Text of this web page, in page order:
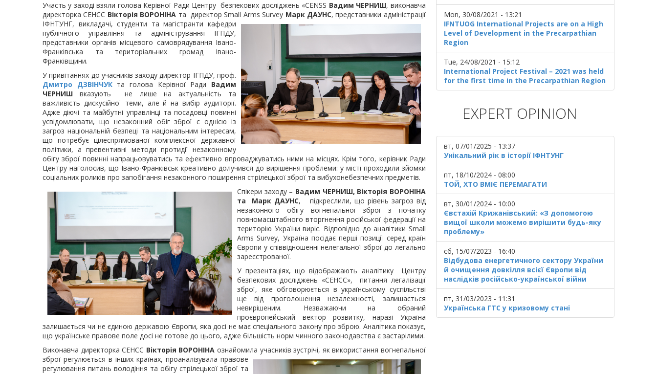
Участь у заході взяли голова Керівної Ради Центру безпекових досліджень «CENSS Вадим ЧЕРНИШ, виконавча
директорка СЕНСС Вікторія ВОРОНІНА та директор Small Arms Survey Марк ДАУНС, представники адміністрації
ІФНТУНГ, викладачі, студенти та магістранти кафедри
публічного управління та адміністрування ІГПДУ,
представники органів місцевого самоврядування Івано-
Франківська та територіальних громад Івано-
Франківщини.
У привітаннях до учасників заходу директор ІГПДУ, проф.
Дмитро ДЗВІНЧУКта голова Керівної Ради Вадим
ЧЕРНИШ вказують не лише на актуальність та
важливість дискусійної теми, але й на вибір аудиторії.
Адже діючі та майбутні управлінці та посадовці повинні
усвідомлювати, що незаконний обіг зброї є однією із
загроз національній безпеці та національним інтересам,
що потребує цілеспрямованої комплексної державної
політики, а превентивні методи протидії незаконному
обігу зброї повинні напрацьовуватись та ефективно впроваджуватись ними на місцях. Крім того, керівник Ради
Центру наголосив, що Івано-Франківськ креативно долучився до вирішення проблеми: у місті проходили зйомки
соціальних роликів про запобігання незаконного поширення стрілецької зброї та вибухонебезпечних предметів.
Спікери заходу – Вадим ЧЕРНИШ, Вікторія ВОРОНІНА
та Марк ДАУНС, підкреслили, що рівень загроз від
незаконного обігу вогнепальної зброї з початку
повномасштабного вторгнення російської федерації на
територію України виріс. Відповідно до аналітики Small
Arms Survey, Україна посідає перші позиції серед країн
Європи у співвідношенні нелегальної зброї до легально
зареєстрованої.
У презентаціях, що відображають аналітику Центру
безпекових досліджень «СЕНСС», питання легалізації
зброї, яке обговорюється в українському суспільстві
ще від проголошення незалежності, залишається
невирішеним. Незважаючи на обраний
проєвропейський вектор розвитку, наразі Україна
залишається чи не єдиною державою Європи, яка досі не має спеціального закону про зброю. Аналітика показує,
що українське правове поле досі не готове до цього, адже більшість норм чинного законодавства є застарілими.
Виконавча директорка СЕНСС Вікторія ВОРОНІНА ознайомила учасників зустрічі, як використання вогнепальної
зброї регулюється в інших країнах, проаналізувала правове
регулювання питань володіння та обігу стрілецької зброї та
Mon, 30/08/2021 - 13:21
IFNTUOG International Projects are on a High
Level of Development in the Precarpathian
Region
Tue, 24/08/2021 - 15:12
International Project Festival – 2021 was held
for the first time in the Precarpathian Region
EXPERT OPINION
вт, 07/01/2025 - 13:37
Унікальний рік в історії ІФНТУНГ
пт, 18/10/2024 - 08:00
ТОЙ, ХТО ВМІЄ ПЕРЕМАГАТИ
вт, 30/01/2024 - 10:00
Євстахій Крижанівський: «З допомогою
вищої школи можемо вирішити будь-яку
проблему»
сб, 15/07/2023 - 16:40
Відбудова енергетичного сектору України
й очищення довкілля всієї Європи від
наслідків російсько-української війни
пт, 31/03/2023 - 11:31
Українська ГТС у кризовому стані